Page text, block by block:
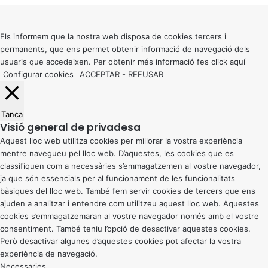
button
Els informem que la nostra web disposa de cookies tercers i
permanents, que ens permet obtenir informació de navegació dels
usuaris que accedeixen. Per obtenir més informació fes click aquí
Configurar cookies
ACCEPTAR - REFUSAR
Tanca
Visió general de privadesa
Aquest lloc web utilitza cookies per millorar la vostra experiència
mentre navegueu pel lloc web. D’aquestes, les cookies que es
classifiquen com a necessàries s’emmagatzemen al vostre navegador,
ja que són essencials per al funcionament de les funcionalitats
bàsiques del lloc web. També fem servir cookies de tercers que ens
ajuden a analitzar i entendre com utilitzeu aquest lloc web. Aquestes
cookies s’emmagatzemaran al vostre navegador només amb el vostre
consentiment. També teniu l’opció de desactivar aquestes cookies.
Però desactivar algunes d’aquestes cookies pot afectar la vostra
experiència de navegació.